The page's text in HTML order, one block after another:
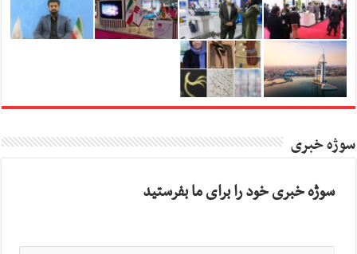
سوژه خبری
سوژه خبری خود را برای ما بفرستید